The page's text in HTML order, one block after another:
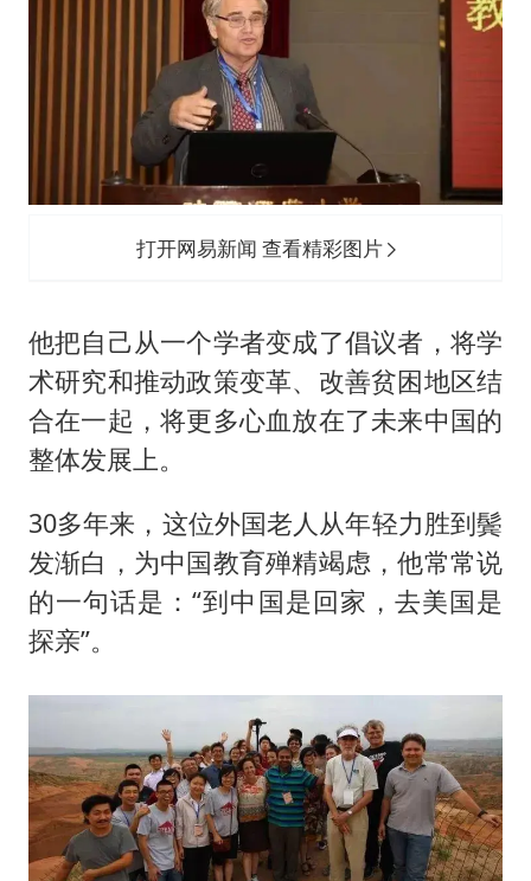
打开网易新闻 查看精彩图片
他把自己从一个学者变成了倡议者，将学
术研究和推动政策变革、改善贫困地区结
合在一起，将更多心血放在了未来中国的
整体发展上。
30多年来，这位外国老人从年轻力胜到鬓
发渐白，为中国教育殚精竭虑，他常常说
的一句话是：“到中国是回家，去美国是
探亲”。